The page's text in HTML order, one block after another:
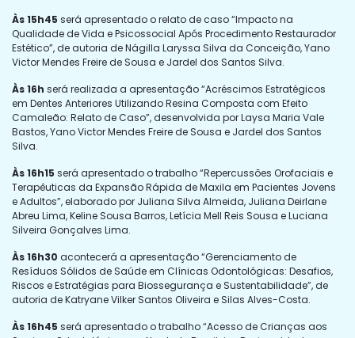
Às 15h45 será apresentado o relato de caso “Impacto na
Qualidade de Vida e Psicossocial Após Procedimento Restaurador
Estético”, de autoria de Nágilla Laryssa Silva da Conceição, Yano
Victor Mendes Freire de Sousa e Jardel dos Santos Silva.
Às 16h será realizada a apresentação “Acréscimos Estratégicos
em Dentes Anteriores Utilizando Resina Composta com Efeito
Camaleão: Relato de Caso”, desenvolvida por Laysa Maria Vale
Bastos, Yano Victor Mendes Freire de Sousa e Jardel dos Santos
Silva.
Às 16h15 será apresentado o trabalho “Repercussões Orofaciais e
Terapêuticas da Expansão Rápida de Maxila em Pacientes Jovens
e Adultos”, elaborado por Juliana Silva Almeida, Juliana Deirlane
Abreu Lima, Keline Sousa Barros, Letícia Mell Reis Sousa e Luciana
Silveira Gonçalves Lima.
Às 16h30 acontecerá a apresentação “Gerenciamento de
Resíduos Sólidos de Saúde em Clínicas Odontológicas: Desafios,
Riscos e Estratégias para Biossegurança e Sustentabilidade”, de
autoria de Katryane Vilker Santos Oliveira e Silas Alves-Costa.
Às 16h45 será apresentado o trabalho “Acesso de Crianças aos